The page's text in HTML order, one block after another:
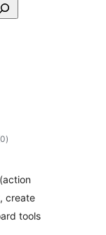
totaal
waarderingen
)
create
tools